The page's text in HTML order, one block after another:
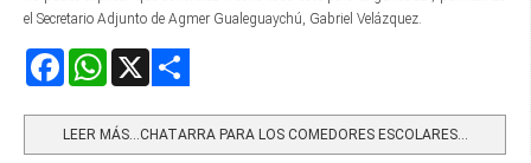
el Secretario Adjunto de Agmer Gualeguaychú, Gabriel Velázquez.
FacebookWhatsApp
LEER MÁS…CHATARRA PARA LOS COMEDORES ESCOLARES...